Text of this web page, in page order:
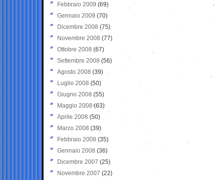
Febbraio 2009 (69)
Gennaio 2009 (70)
Dicembre 2008 (75)
Novembre 2008 (77)
Ottobre 2008 (67)
Settembre 2008 (56)
Agosto 2008 (39)
Luglio 2008 (50)
Giugno 2008 (55)
Maggio 2008(63)
Aprile 2008 (50)
Marzo 2008 (39)
Febbraio 2008 (35)
Gennaio 2008 (36)
Dicembre 2007 (25)
Novembre 2007 (22)